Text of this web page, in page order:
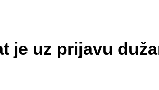
je uz prijavu